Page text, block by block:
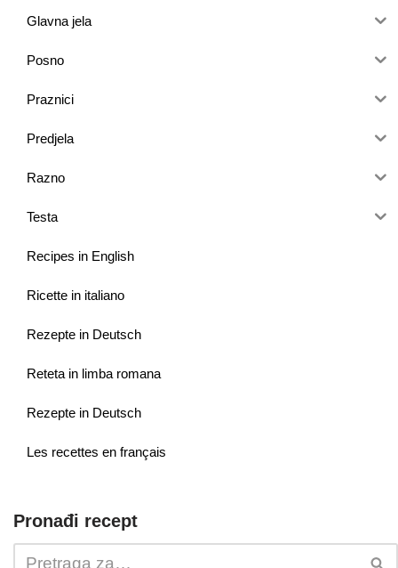
Glavna jela
Posno
Praznici
Predjela
Razno
Testa
Recipes in English
Ricette in italiano
Rezepte in Deutsch
Reteta in limba romana
Rezepte in Deutsch
Les recettes en français
Pronađi recept